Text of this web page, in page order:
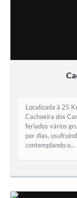
Localizada à 25
Cachoeira dos
feriados vários
por dias,
contemplando o...